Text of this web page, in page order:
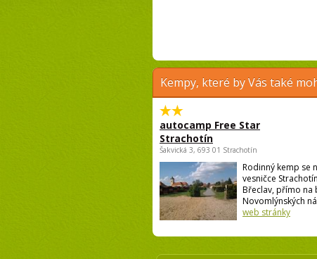
Kempy, které by Vás také
autocamp Free Star
Strachotín
Šakvická 3, 693 01 Strachotín
Rodinný kemp se
vesničce
Břeclav, přímo na
Novomlýnských
web stránky